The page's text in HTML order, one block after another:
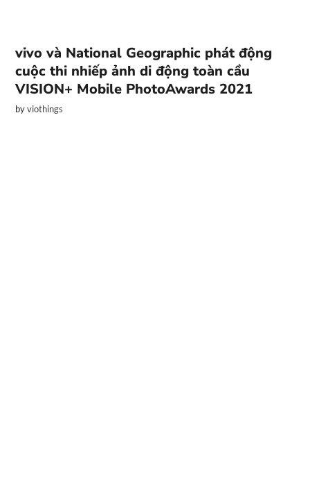
vivo và National Geographic phát động
cuộc thi nhiếp ảnh di động toàn cầu
VISION+ Mobile PhotoAwards 2021
byviothings